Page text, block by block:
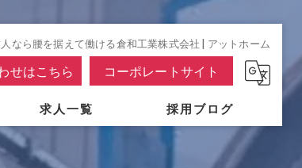
なら腰を据えて働ける倉和工業株式会社 | アットホーム
せはこちら コーポレートサイト
求人一覧 採用ブログ